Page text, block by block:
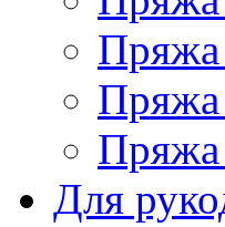
Пряжа
Пряжа
Для